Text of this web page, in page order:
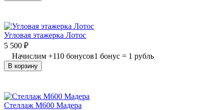
Угловая этажерка Лотос
5 500 ₽
Начислим +110 бонусов1 бонус = 1 рубль
В корзину
Стеллаж М600 Мадера